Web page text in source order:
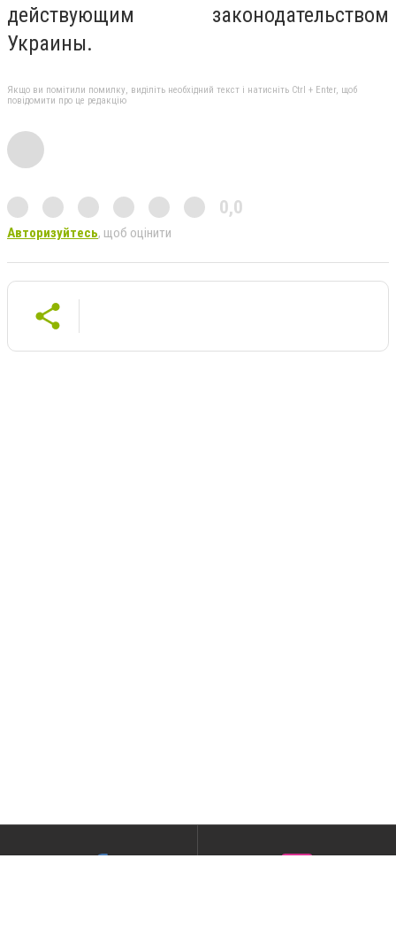
действующим законодательством
Украины.
Якщо ви помітили помилку, виділіть необхідний текст і натисніть Ctrl + Enter, щоб
повідомити про це редакцію
0,0
Авторизуйтесь, щоб оцінити